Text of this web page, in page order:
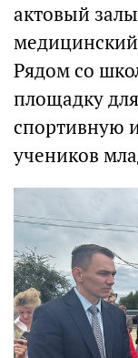
актовый
медицинский
Рядом со
площадку
спортивную
учеников